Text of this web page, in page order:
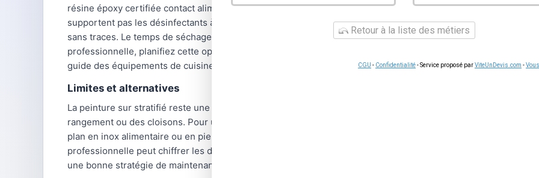
résine époxy certifiée contact alimentaire offrent la résistance mécanique et chimique nécessaire. Évitez les
supportent pas les désinfectants à base de chlore. Appliquez en deux à trois couches croisées avec un
sans traces. Le temps de séchage complet avant remise en service est généralement de 48 à 72 heures
professionnelle, planifiez cette opération pendant une fermeture hebdomadaire ou en période de congés
guide des équipements de cuisine professionnelle pour planifier votre investissement.
Limites et alternatives
La peinture sur stratifié reste une solution temporaire. Elle convient pour des surfaces peu sollicitées
rangement ou des cloisons. Pour un plan de travail soumis à des chocs, des coupures et des variations de
plan en inox alimentaire ou en pierre reconstituée reste la solution la plus fiable à long terme. Un prestataire
professionnelle peut chiffrer les deux options et vous orienter selon votre budget et votre activité. Sur des
une bonne stratégie de maintenance préventive qui repousse un investissement plus lourd de plusieurs